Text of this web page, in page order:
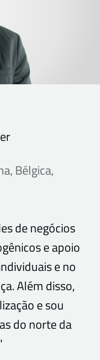
Bélgica,
de negócios
e apoio
e no
Além disso,
e sou
do norte da